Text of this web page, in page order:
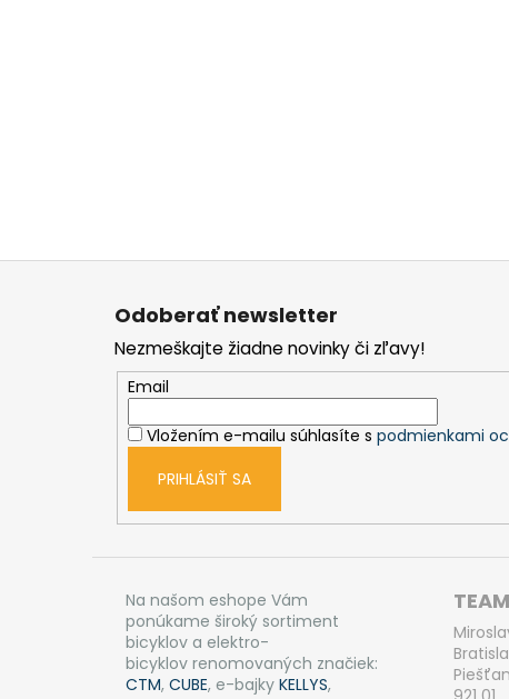
Z
Odoberať newsletter
Nezmeškajte žiadne novinky či zľavy!
Email
Vložením e-mailu súhlasíte s podmienkami
PRIHLÁSIŤ SA
Na našom eshope Vám
ponúkame široký sortiment
bicyklov a elektro-
bicyklov renomovaných značiek:
CTM, CUBE, e-bajky KELLYS,